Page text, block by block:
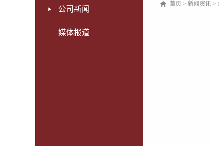
公司新闻
媒体报道
首页 > 新闻资讯 >